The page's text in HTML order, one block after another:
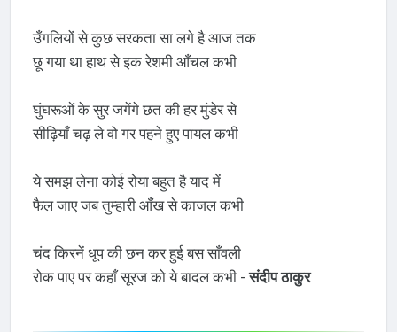
उँगलियों से कुछ सरकता सा लगे है आज तक
छू गया था हाथ से इक रेशमी आँचल कभी
घुंघरूओं के सुर जगेंगे छत की हर मुंडेर से
सीढ़ियाँ चढ़ ले वो गर पहने हुए पायल कभी
ये समझ लेना कोई रोया बहुत है याद में
फैल जाए जब तुम्हारी आँख से काजल कभी
चंद किरनें धूप की छन कर हुई बस साँवली
रोक पाए पर कहाँ सूरज को ये बादल कभी -संदीप ठाकुर